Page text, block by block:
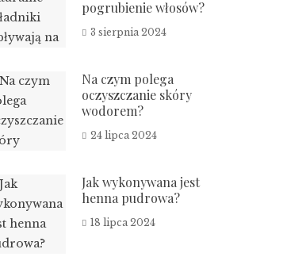
pogrubienie włosów?
3 sierpnia 2024
Na czym polega
oczyszczanie skóry
wodorem?
24 lipca 2024
Jak wykonywana jest
henna pudrowa?
18 lipca 2024